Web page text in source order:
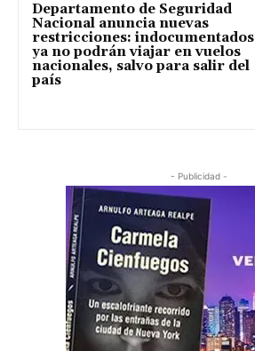
Departamento de Seguridad
Nacional anuncia nuevas
restricciones: indocumentados
ya no podrán viajar en vuelos
nacionales, salvo para salir del
país
- Publicidad -